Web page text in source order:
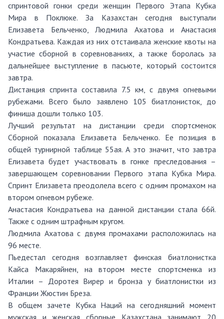
спринтовой гонки среди женщин Первого Этапа Кубка
Мира в Поклюке. За Казахстан сегодня выступали
Елизавета Бельченко, Людмила Ахатова и Анастасия
Кондратьева. Каждая из них отстаивала женские квоты на
участие сборной в соревнованиях, а также боролась за
дальнейшее выступление в пасьюте, который состоится
завтра.
Дистанция спринта составила 7.5 км, с двумя огневыми
рубежами. Всего было заявлено 105 биатлонисток, до
финиша дошли только 103.
Лучший результат на дистанции среди спортсменок
Сборной показала Елизавета Бельченко. Ее позиция в
общей турнирной таблице 55ая. А это значит, что завтра
Елизавета будет участвовать в гонке преследования –
завершающем соревновании Первого этапа Кубка Мира.
Спринт Елизавета преодолела всего с одним промахом на
втором огневом рубеже.
Анастасия Кондратьева на данной дистанции стала 66й.
Также с одним штрафным кругом.
Людмила Ахатова с двумя промахами расположилась на
96 месте.
Пьедестал сегодня возглавляет финская биатлонистка
Кайса Макаряйнен, на втором месте спортсменка из
Италии – Доротея Вирер и бронза у биатлонистки из
Франции Жюстин Бреза.
В общем зачете Кубка Наций на сегодняшний момент